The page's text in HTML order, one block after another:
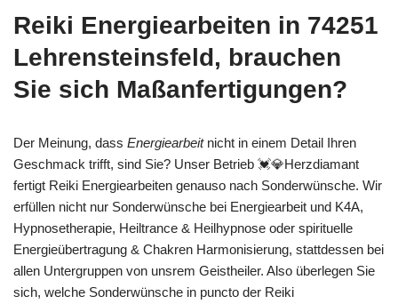
Reiki Energiearbeiten in 74251
Lehrensteinsfeld, brauchen
Sie sich Maßanfertigungen?
Der Meinung, dass Energiearbeitnicht in einem Detail Ihren
Geschmack trifft, sind Sie? Unser Betrieb 💓️💎Herzdiamant
fertigt Reiki Energiearbeiten genauso nach Sonderwünsche. Wir
erfüllen nicht nur Sonderwünsche bei Energiearbeit und K4A,
Hypnosetherapie, Heiltrance & Heilhypnose oder spirituelle
Energieübertragung & Chakren Harmonisierung, stattdessen bei
allen Untergruppen von unsrem Geistheiler. Also überlegen Sie
sich, welche Sonderwünsche in puncto der Reiki